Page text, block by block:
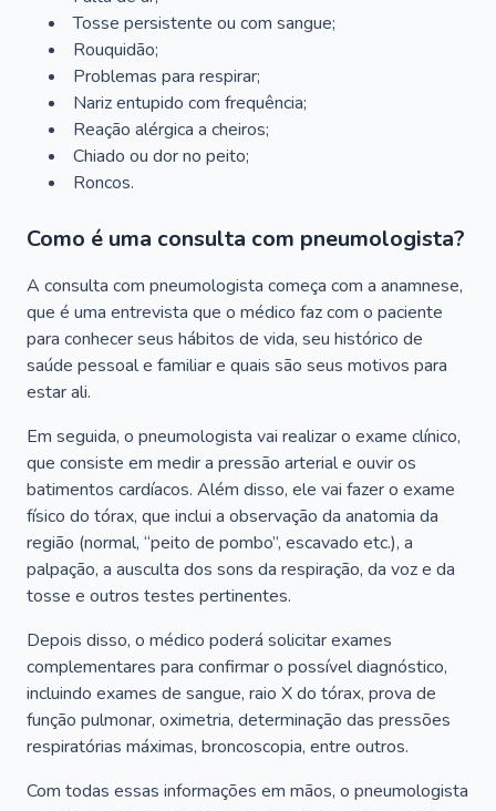
Tosse persistente ou com sangue;
Rouquidão;
Problemas para respirar;
Nariz entupido com frequência;
Reação alérgica a cheiros;
Chiado ou dor no peito;
Roncos.
Como é uma consulta com pneumologista?
A consulta com pneumologista começa com a anamnese,
que é uma entrevista que o médico faz com o paciente
para conhecer seus hábitos de vida, seu histórico de
saúde pessoal e familiar e quais são seus motivos para
estar ali.
Em seguida, o pneumologista vai realizar o exame clínico,
que consiste em medir a pressão arterial e ouvir os
batimentos cardíacos. Além disso, ele vai fazer o exame
físico do tórax, que inclui a observação da anatomia da
região (normal, “peito de pombo”, escavado etc.), a
palpação, a ausculta dos sons da respiração, da voz e da
tosse e outros testes pertinentes.
Depois disso, o médico poderá solicitar exames
complementares para confirmar o possível diagnóstico,
incluindo exames de sangue, raio X do tórax, prova de
função pulmonar, oximetria, determinação das pressões
respiratórias máximas, broncoscopia, entre outros.
Com todas essas informações em mãos, o pneumologista